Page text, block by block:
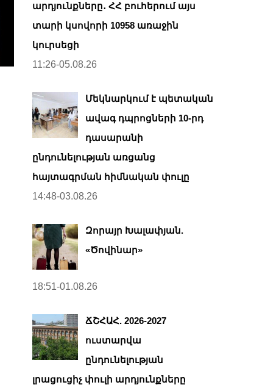
արդյունքները․ ՀՀ բուհերում այս
տարի կսովորի 10958 առաջին
կուրսեցի
11:26-05.08.26
Մեկնարկում է պետական
ավագ դպրոցների 10-րդ
դասարանի
ընդունելության առցանց
հայտագրման հիմնական փուլը
14:48-03.08.26
Զորայր Խալափյան.
«Ծովինար»
18:51-01.08.26
ՃՇՀԱՀ. 2026-2027
ուստարվա
ընդունելության
լրացուցիչ փուլի արդյունքները